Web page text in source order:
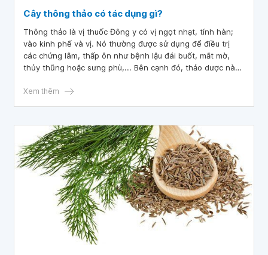
Cây thông thảo có tác dụng gì?
Thông thảo là vị thuốc Đông y có vị ngọt nhạt, tính hàn;
vào kinh phế và vị. Nó thường được sử dụng để điều trị
các chứng lâm, thấp ôn như bệnh lậu đái buốt, mắt mờ,
thủy thũng hoặc sưng phù,... Bên cạnh đó, thảo dược này
lợi sữa sau sinh ở phụ nữ.
Xem thêm